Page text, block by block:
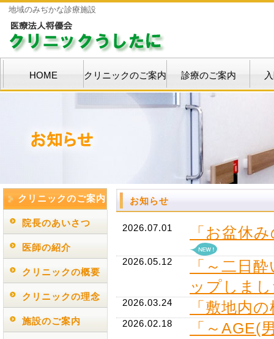
地域のみぢかな診療施設
HOME クリニックのご案内 診療のご案内
クリニックのご案内
院長のあいさつ
医師の紹介
クリニックの概要
クリニックの理念
施設のご案内
お知らせ
2026.07.01 「お盆休
2026.05.12
「～二日
ップしま
2026.03.24 「敷地内
2026.02.18
「～AGE(